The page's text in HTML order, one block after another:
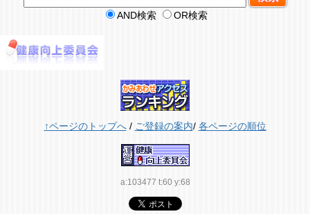
AND検索 OR検索
↑ページのトップへ/ ご登録の案内/ 各ページの順位
a:103477 t:60 y:68